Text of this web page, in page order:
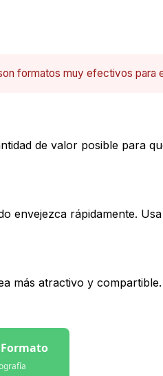
formatos muy efectivos para
de valor posible para
envejezca rápidamente.
más atractivo y
Formato